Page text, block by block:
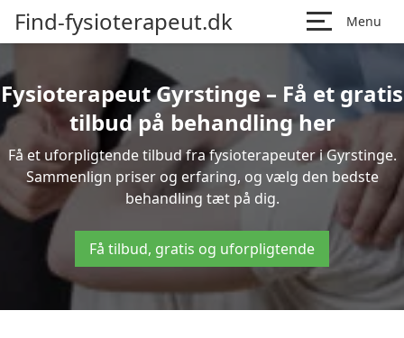
Find-fysioterapeut.dk Menu
Fysioterapeut Gyrstinge – Få et gratis
tilbud på behandling her
Få et uforpligtende tilbud fra fysioterapeuter i Gyrstinge.
Sammenlign priser og erfaring, og vælg den bedste
behandling tæt på dig.
Få tilbud, gratis og uforpligtende